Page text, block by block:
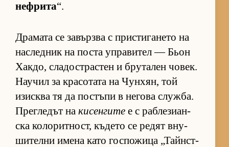
неф­рита“.
Дра­мата се за­вър­зва с прис­ти­га­нето на
нас­лед­ник на поста уп­ра­ви­тел — Бьон
Хак­до, сла­дос­т­рас­тен и бру­та­лен чо­век.
На­у­чил за кра­со­тата на Чун­хян, той
изис­ква тя да пос­тъпи в не­гова служ­ба.
Прег­ле­дът на кисенгите е с раб­ле­зи­ан­
ска ко­ло­рит­ност, къ­дето се ре­дят вну­
ши­телни имена като гос­по­жица „Тайн­с­т­